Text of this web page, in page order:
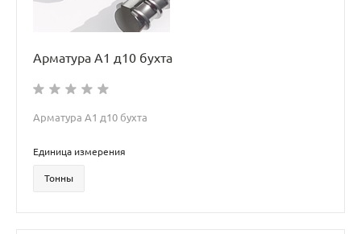
Арматура А1 д10 бухта
Арматура А1 д10 бухта
Единица измерения
Тонны